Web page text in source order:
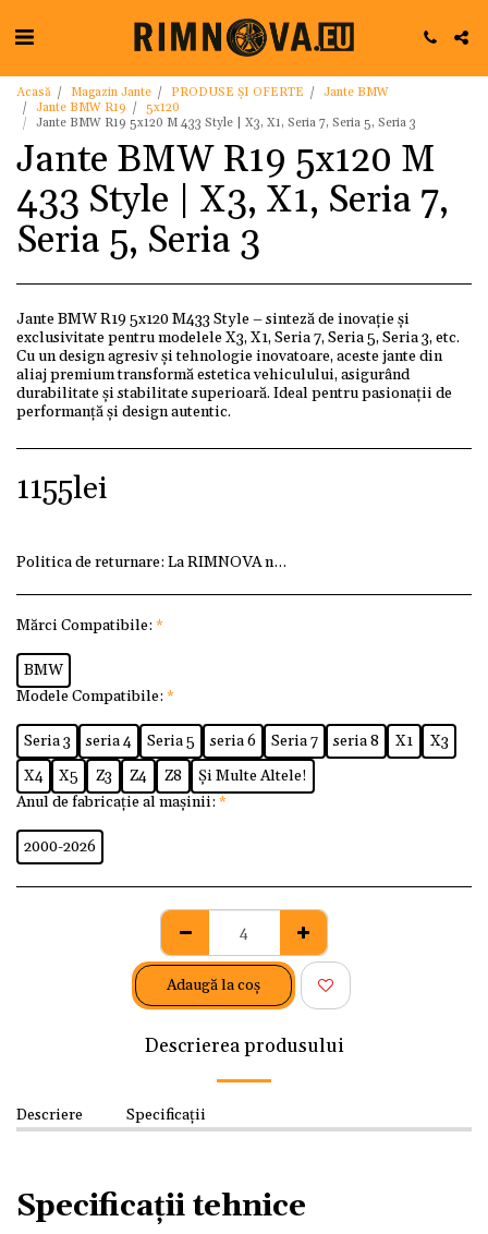
Acasă Magazin Jante PRODUSE ȘI OFERTE
Jante BMW
Jante BMW R19
5x120
Jante BMW R19 5x120 M 433 Style | X3, X1, Seria 7, Seria 5, Seria 3
Jante BMW R19 5x120 M
433 Style | X3, X1, Seria 7,
Seria 5, Seria 3
Jante BMW R19 5x120 M433 Style – sinteză de inovație și
exclusivitate pentru modelele X3, X1, Seria 7, Seria 5, Seria 3, etc.
Cu un design agresiv și tehnologie inovatoare, aceste jante din
aliaj premium transformă estetica vehiculului, asigurând
durabilitate și stabilitate superioară. Ideal pentru pasionații de
performanță și design autentic.
1155lei
Politica de returnare: La RIMNOVA ne dorim ca fiecare
Mărci Compatibile: *
BMW
Modele Compatibile: *
Seria 3 seria 4 Seria 5 seria 6 Seria 7 seria 8 X1
X3
X4
X5 Z3 Z4 Z8
Și Multe Altele!
Anul de fabricație al mașinii: *
2000-2026
Adaugă la coş
Descrierea produsului
Descriere Specificații
Specificații tehnice